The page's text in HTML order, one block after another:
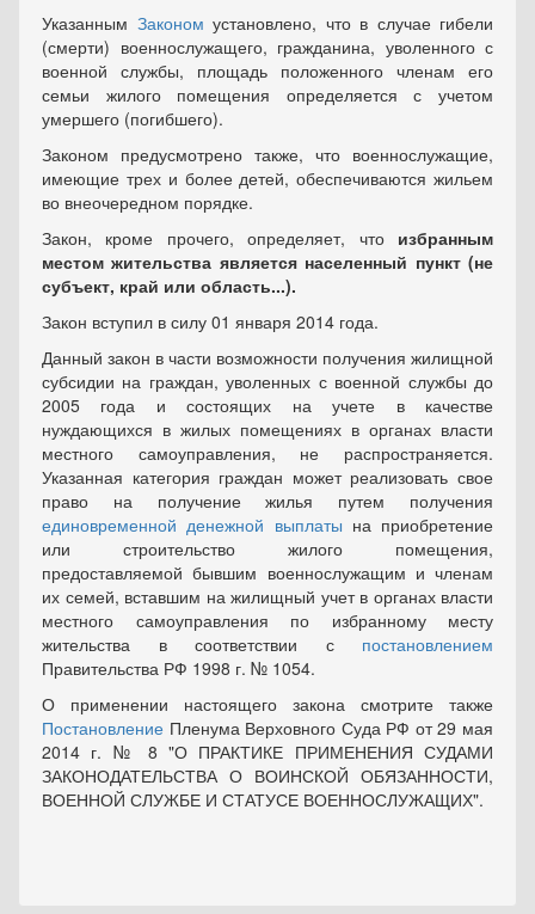
Указанным Законом установлено, что в случае гибели
(смерти) военнослужащего, гражданина, уволенного с
военной службы, площадь положенного членам его
семьи жилого помещения определяется с учетом
умершего (погибшего).
Законом предусмотрено также, что военнослужащие,
имеющие трех и более детей, обеспечиваются жильем
во внеочередном порядке.
Закон, кроме прочего, определяет, что избранным
местом жительства является населенный пункт (не
субъект, край или область...).
Закон вступил в силу 01 января 2014 года.
Данный закон в части возможности получения жилищной
субсидии на граждан, уволенных с военной службы до
2005 года и состоящих на учете в качестве
нуждающихся в жилых помещениях в органах власти
местного самоуправления, не распространяется.
Указанная категория граждан может реализовать свое
право на получение жилья путем получения
единовременной денежной выплаты на приобретение
или строительство жилого помещения,
предоставляемой бывшим военнослужащим и членам
их семей, вставшим на жилищный учет в органах власти
местного самоуправления по избранному месту
жительства в соответствии с постановлением
Правительства РФ 1998 г. № 1054.
О применении настоящего закона смотрите также
Постановление Пленума Верховного Суда РФ от 29 мая
2014 г. № 8 "О ПРАКТИКЕ ПРИМЕНЕНИЯ СУДАМИ
ЗАКОНОДАТЕЛЬСТВА О ВОИНСКОЙ ОБЯЗАННОСТИ,
ВОЕННОЙ СЛУЖБЕ И СТАТУСЕ ВОЕННОСЛУЖАЩИХ".